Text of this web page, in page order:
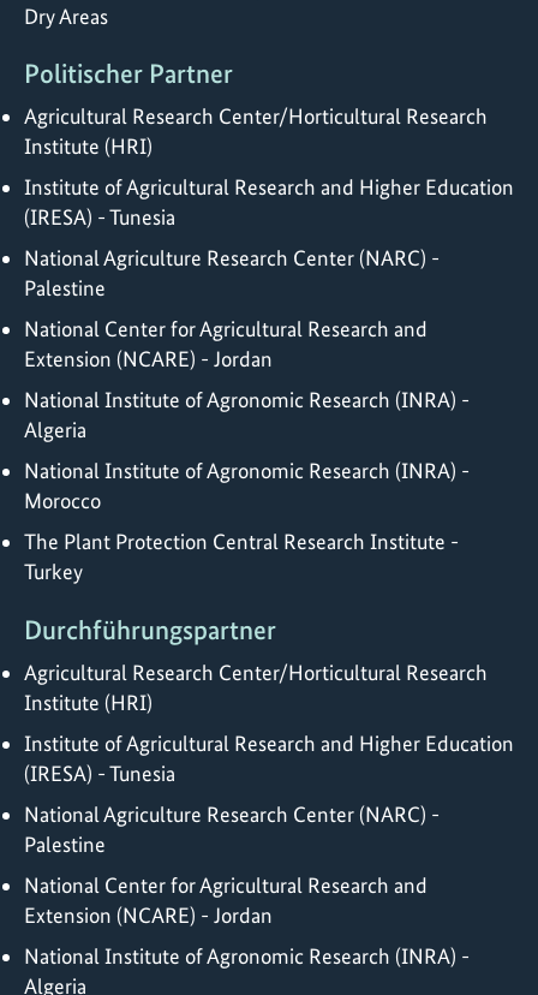
Dry Areas
Politischer Partner
Agricultural Research Center/Horticultural Research
Institute (HRI)
Institute of Agricultural Research and Higher Education
(IRESA) - Tunesia
National Agriculture Research Center (NARC) -
Palestine
National Center for Agricultural Research and
Extension (NCARE) - Jordan
National Institute of Agronomic Research (INRA) -
Algeria
National Institute of Agronomic Research (INRA) -
Morocco
The Plant Protection Central Research Institute -
Turkey
Durchführungspartner
Agricultural Research Center/Horticultural Research
Institute (HRI)
Institute of Agricultural Research and Higher Education
(IRESA) - Tunesia
National Agriculture Research Center (NARC) -
Palestine
National Center for Agricultural Research and
Extension (NCARE) - Jordan
National Institute of Agronomic Research (INRA) -
Algeria